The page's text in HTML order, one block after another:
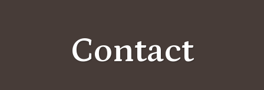
Contact